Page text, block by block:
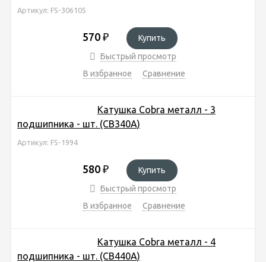
Артикул: FS-306105
570 ₽
Купить
Быстрый просмотр
В избранное
Сравнение
Катушка Cobra металл - 3
подшипника - шт. (CB340A)
Артикул: FS-1994
580 ₽
Купить
Быстрый просмотр
В избранное
Сравнение
Катушка Cobra металл - 4
подшипника - шт. (CB440A)